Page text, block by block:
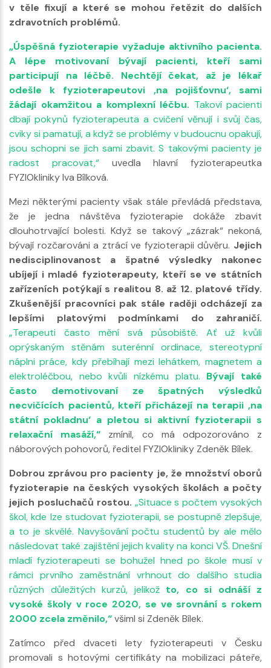
v těle fixují a které se mohou řetězit do dalších
zdravotních problémů.
„Úspěšná fyzioterapie vyžaduje aktivního pacienta.
A lépe motivovaní bývají pacienti, kteří sami
participují na léčbě. Nechtějí čekat, až je lékař
odešle k fyzioterapeutovi ‚na pojišťovnu‘, sami
žádají okamžitou a komplexní léčbu. Takoví pacienti
dbají pokynů fyzioterapeuta a cvičení věnují i svůj čas,
cviky si pamatují, a když se problémy v budoucnu opakují,
jsou schopni se jich sami zbavit. S takovými pacienty je
radost pracovat,“uvedla hlavní fyzioterapeutka
FYZIOkliniky Iva Bílková.
Mezi některými pacienty však stále převládá představa,
že je jedna návštěva fyzioterapie dokáže zbavit
dlouhotrvající bolesti. Když se takový „zázrak“ nekoná,
bývají rozčarováni a ztrácí ve fyzioterapii důvěru. Jejich
nedisciplinovanost a špatné výsledky nakonec
ubíjejí i mladé fyzioterapeuty, kteří se ve státních
zařízeních potýkají s realitou 8. až 12. platové třídy.
Zkušenější pracovníci pak stále raději odcházejí za
lepšími platovými podmínkami do zahraničí.
„Terapeuti často mění svá působiště. Ať už kvůli
oprýskaným stěnám suterénní ordinace, stereotypní
náplni práce, kdy přebíhají mezi lehátkem, magnetem a
elektroléčbou, nebo kvůli nízkému platu. Bývají také
často demotivovaní ze špatných výsledků
necvičících pacientů, kteří přicházejí na terapii ‚na
státní pokladnu‘ a pletou si aktivní fyzioterapii s
relaxační masáží,“ zmínil, co má odpozorováno z
náborových pohovorů, ředitel FYZIOkliniky Zdeněk Bílek.
Dobrou zprávou pro pacienty je, že množství oborů
fyzioterapie na českých vysokých školách a počty
jejich posluchačů rostou. „Situace s počtem vysokých
škol, kde lze studovat fyzioterapii, se postupně zlepšuje,
a to je skvělé. Navyšování počtu studentů by ale mělo
následovat také zajištění jejich kvality na konci VŠ. Dnešní
mladí fyzioterapeuti se bohužel hned po škole musí v
rámci prvního zaměstnání vrhnout do dalšího studia
různých důležitých kurzů, jelikož to, co si odnáší z
vysoké školy v roce 2020, se ve srovnání s rokem
2000 zcela změnilo,“všiml si Zdeněk Bílek.
Zatímco před dvaceti lety fyzioterapeuti v Česku
promovali s hotovými certifikáty na mobilizaci páteře,